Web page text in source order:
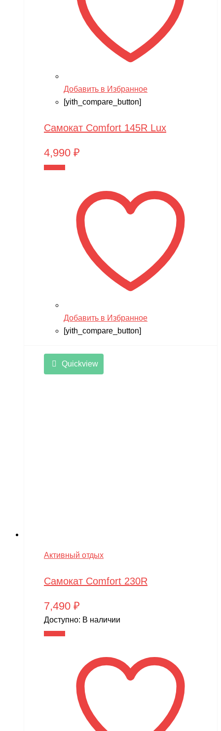
Добавить в Избранное
[yith_compare_button]
Самокат Comfort 145R Lux
4,990 ₽
Добавить в Избранное
[yith_compare_button]
Quickview
Активный отдых
Самокат Comfort 230R
7,490 ₽
Доступно: В наличии